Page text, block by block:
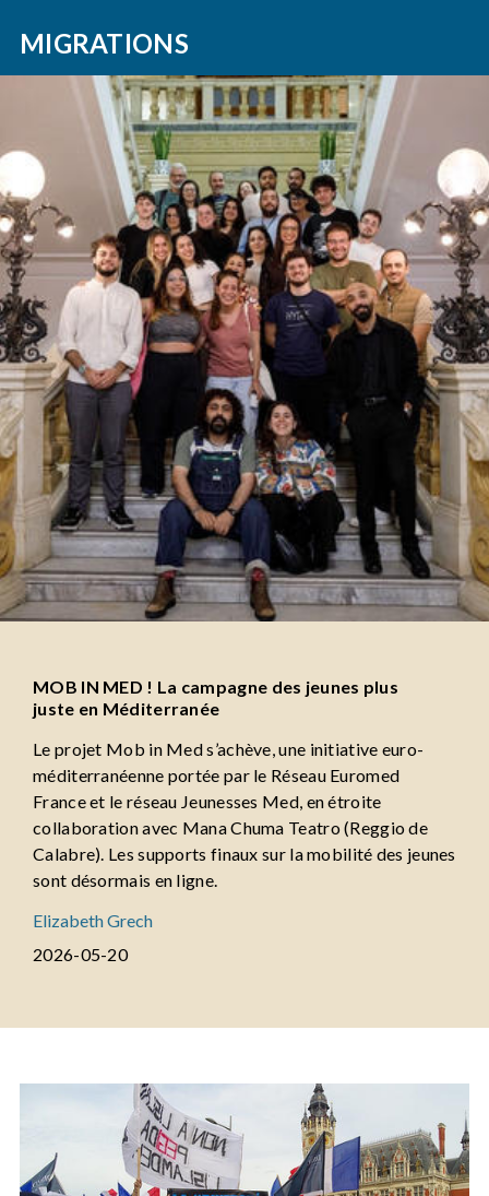
MIGRATIONS
MOB IN MED ! La campagne des jeunes plus
juste en Méditerranée
Le projet Mob in Med s’achève, une initiative euro-
méditerranéenne portée par le Réseau Euromed
France et le réseau Jeunesses Med, en étroite
collaboration avec Mana Chuma Teatro (Reggio de
Calabre). Les supports finaux sur la mobilité des jeunes
sont désormais en ligne.
Elizabeth Grech
2026-05-20